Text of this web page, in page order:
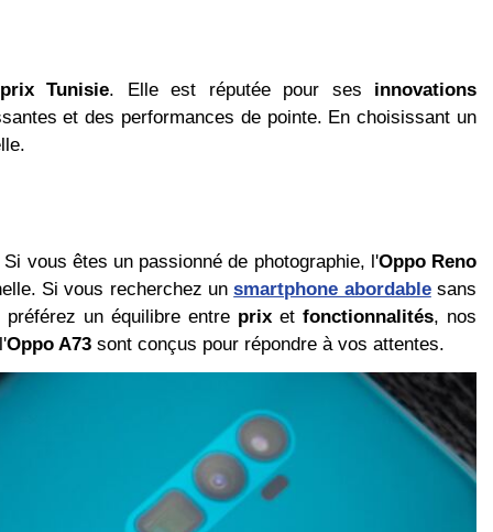
Tunisie. Elle est réputée pour ses innovations
et des performances de pointe. En choisissant un
vous êtes un passionné de photographie, l'Oppo Reno
Si vous recherchez unsmartphone abordablesans
un équilibre entre prix etfonctionnalités, nos
Oppo A73 sont conçus pour répondre à vos attentes.